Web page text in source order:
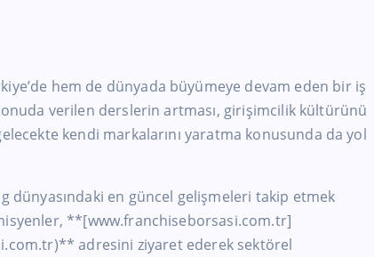
hem de dünyada büyümeye devam eden bir iş
verilen derslerin artması, girişimcilik kültürünü
kendi markalarını yaratma konusunda da yol
dünyasındaki en güncel gelişmeleri takip etmek
**[www.franchiseborsasi.com.tr]
adresini ziyaret ederek sektörel